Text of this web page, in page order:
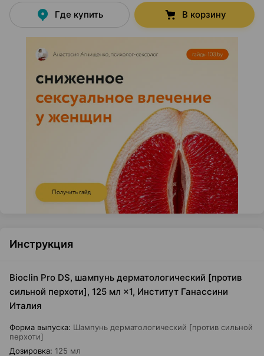
Где купить В корзину
Инструкция
Bioclin Pro DS, шампунь дерматологический [против
сильной перхоти], 125 мл ×1, Институт Ганассини
Италия
Форма выпуска: Шампунь дерматологический [против сильной
перхоти]
Дозировка: 125 мл